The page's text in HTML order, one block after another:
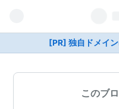
[PR] 独自ドメイ
このブ